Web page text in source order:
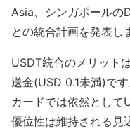
Asia、シンガポールの
との統合計画を発表し
USDT統合のメリット
送金(USD 0.1未満)で
カードでは依然として
優位性は維持される見